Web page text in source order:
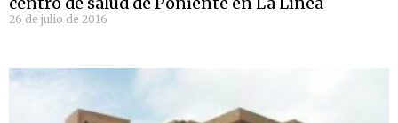
26 de julio de 2016